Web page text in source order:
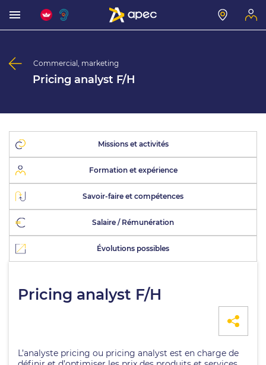
Commercial, marketing
Pricing analyst F/H
Missions et activités
Formation et expérience
Savoir-faire et compétences
Salaire / Rémunération
Évolutions possibles
Pricing analyst F/H
L’analyste pricing ou pricing analyst est en charge de